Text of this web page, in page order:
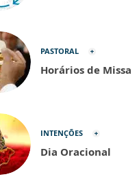
PASTORAL
Horários de Missa
INTENÇÕES
Dia Oracional